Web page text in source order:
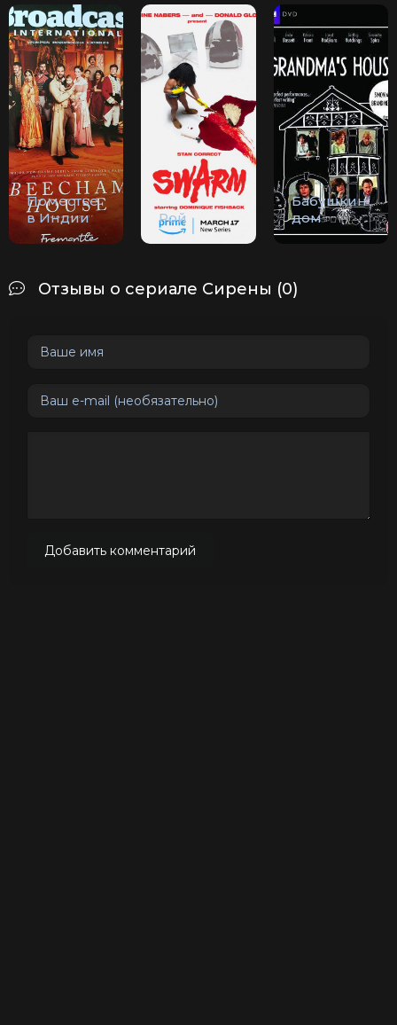
Поместье
в Индии
Рой
Бабушкин
дом
Отзывы о сериале Сирены (0)
Добавить комментарий